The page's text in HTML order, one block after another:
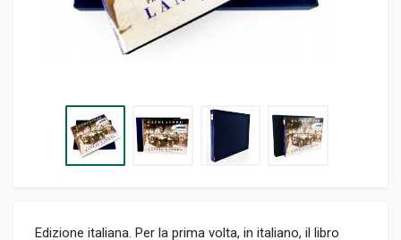
Edizione italiana. Per la prima volta, in italiano, il libro